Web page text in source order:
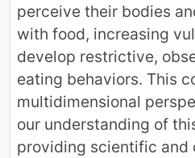
perceive their bodies
with food, increasing
develop restrictive,
eating behaviors. This
multidimensional
our understanding of
providing scientific and